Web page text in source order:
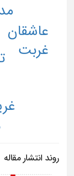
عاشقان
غربت
روند انتشار مقاله